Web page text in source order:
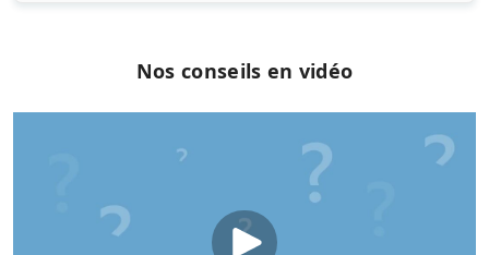
Nos conseils en vidéo